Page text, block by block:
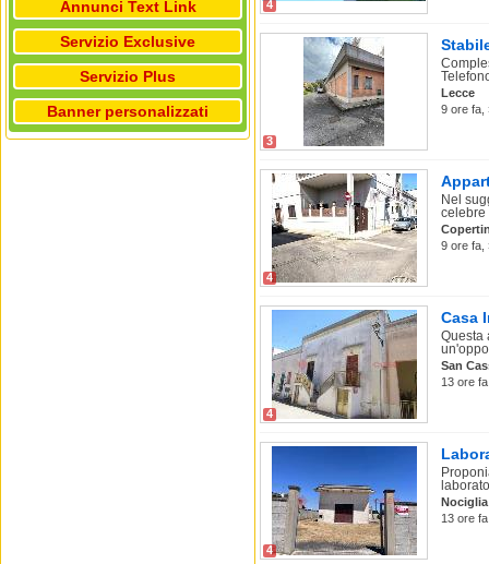
Annunci Text Link
Servizio Exclusive
Servizio Plus
Banner personalizzati
4
3
Lecce
9 ore fa,
4
Nel
celebre
9 ore fa,
4
Casa
Questa
San
13 ore
4
Nociglia
13 ore